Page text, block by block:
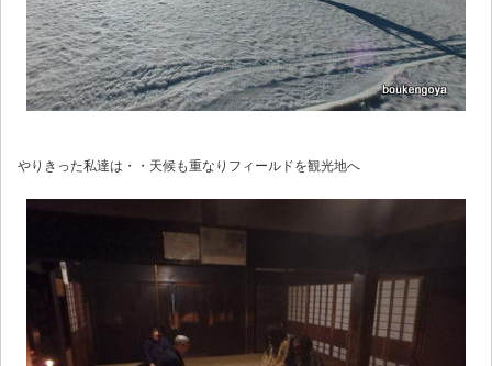
やりきった私達は・・天候も重なりフィールドを観光地へ